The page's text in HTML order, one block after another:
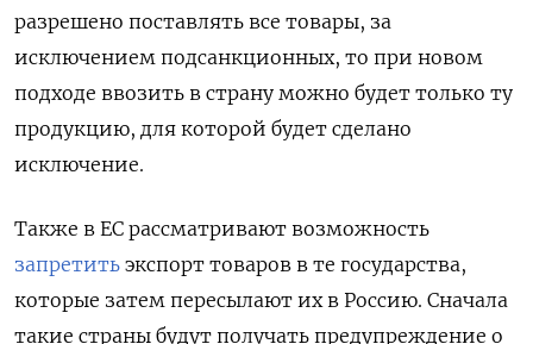
разрешено поставлять все товары, за
исключением подсанкционных, то при новом
подходе ввозить в страну можно будет только ту
продукцию, для которой будет сделано
исключение.
Также в ЕС рассматривают возможность
запретить экспорт товаров в те государства,
которые затем пересылают их в Россию. Сначала
такие страны будут получать предупреждение о